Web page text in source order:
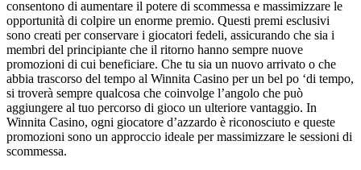
consentono di aumentare il potere di scommessa e massimizzare le
opportunità di colpire un enorme premio. Questi premi esclusivi
sono creati per conservare i giocatori fedeli, assicurando che sia i
membri del principiante che il ritorno hanno sempre nuove
promozioni di cui beneficiare. Che tu sia un nuovo arrivato o che
abbia trascorso del tempo al Winnita Casino per un bel po ‘di tempo,
si troverà sempre qualcosa che coinvolge l’angolo che può
aggiungere al tuo percorso di gioco un ulteriore vantaggio. In
Winnita Casino, ogni giocatore d’azzardo è riconosciuto e queste
promozioni sono un approccio ideale per massimizzare le sessioni di
scommessa.